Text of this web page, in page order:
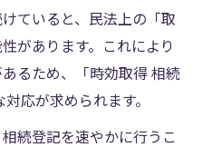
ていると、民法上の「取
があります。これにより
るため、「時効取得 相続
応が求められます。
続登記を速やかに行うこ